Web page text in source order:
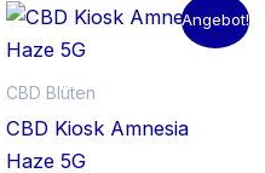
Angebot!
CBD Blüten
CBD Kiosk Amnesia
Haze 5G